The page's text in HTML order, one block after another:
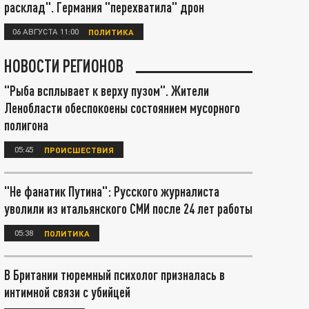
расклад". Германия "перехватила" дрон
06 АВГУСТА 11:00 ПОЛИТИКА
НОВОСТИ РЕГИОНОВ
"Рыба всплывает к верху пузом". Жители
Ленобласти обеспокоены состоянием мусорного
полигона
05:45 ПРОИСШЕСТВИЯ
"Не фанатик Путина": Русского журналиста
уволили из итальянского СМИ после 24 лет работы
05:38 ПОЛИТИКА
В Британии тюремный психолог призналась в
интимной связи с убийцей